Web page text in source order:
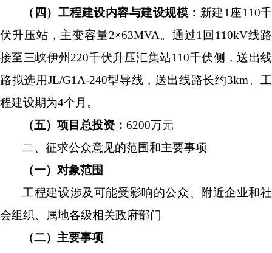
（四）工程建设内容与建设规模： 新建1 座110千
伏升压站， 主变容量2×63MVA 。通过1 回 110kV线路
接至三峡伊州 220千伏升压汇集站110千伏侧，送出线
路拟选用JL/G1A-240型导线，送出线路长约3km。 工
程建设期为4个月。
（五）项目总投资：6200万元
二、征求公众意见的范围和主要事项
（一）对象范围
工程建设涉及可能受影响的公众、 附近企业和社
会组织、属地各级相关政府部门。
（二）主要事项